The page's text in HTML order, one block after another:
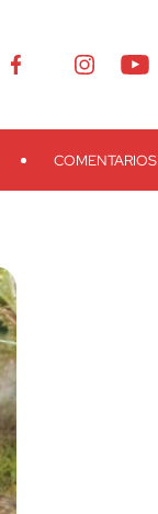
COMENTARIOS